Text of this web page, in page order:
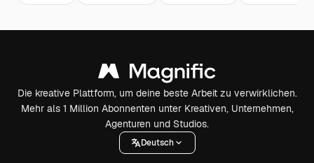
Die kreative Plattform, um deine beste Arbeit zu verwirklichen.
Mehr als 1 Million Abonnenten unter Kreativen, Unternehmen,
Agenturen und Studios.
Deutsch